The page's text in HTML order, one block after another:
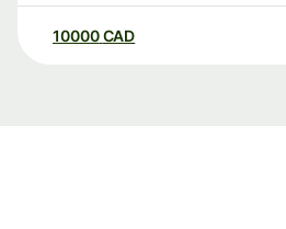
10000 CAD